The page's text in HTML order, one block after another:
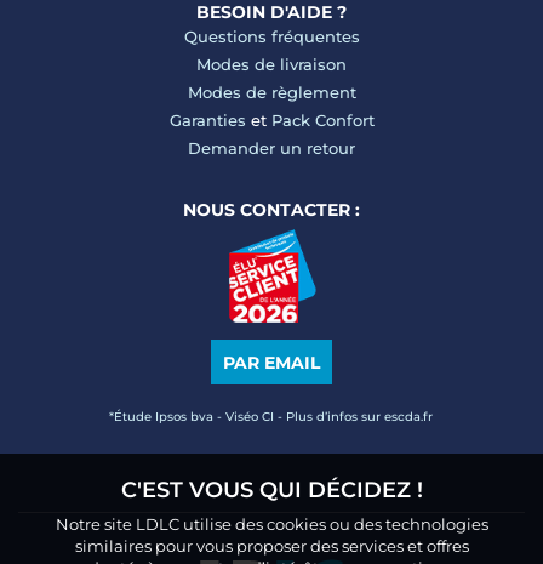
BESOIN D'AIDE ?
Questions fréquentes
Modes de livraison
Modes de règlement
Garanties et Pack Confort
Demander un retour
NOUS CONTACTER :
PAR EMAIL
*Étude Ipsos bva - Viséo CI - Plus d’infos sur escda.fr
C'EST VOUS QUI DÉCIDEZ !
Notre site LDLC utilise des cookies ou des technologies
similaires pour vous proposer des services et offres